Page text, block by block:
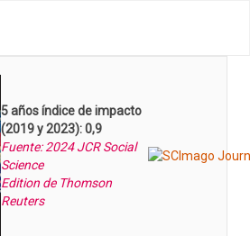
5 años índice de impacto
(2019 y 2023): 0,9
Fuente: 2024 JCR Social
Science
Edition de Thomson
Reuters